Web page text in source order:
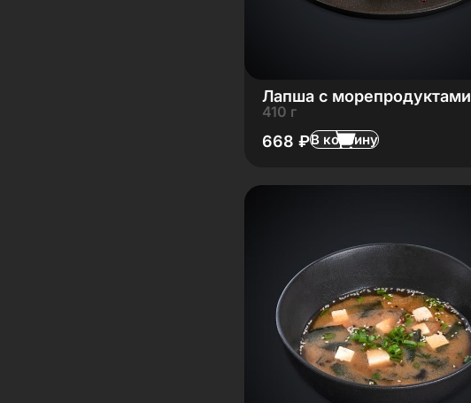
Лапша с морепродуктами
410 г
668 ₽В корзину